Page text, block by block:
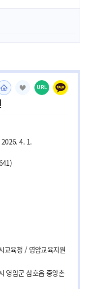
URL
2026. 4. 1.
교육청 / 영암교육지원
영암군 삼호읍 중앙촌